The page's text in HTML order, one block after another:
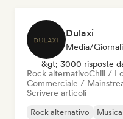
Dulaxi
Media/
&gt; 3000 risposte
Rock alternativoChill /
Commerciale /
Scrivere articoli
Rock alternativo